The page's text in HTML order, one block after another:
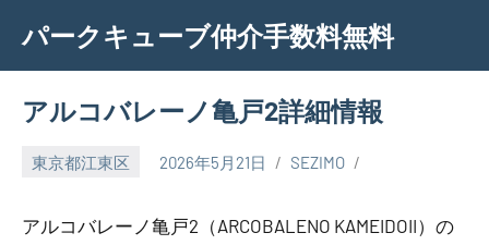
content
パークキューブ仲介手数料無料
アルコバレーノ亀戸2詳細情報
東京都江東区 2026年5月21日 SEZIMO
アルコバレーノ亀戸2（ARCOBALENO KAMEIDOII）の